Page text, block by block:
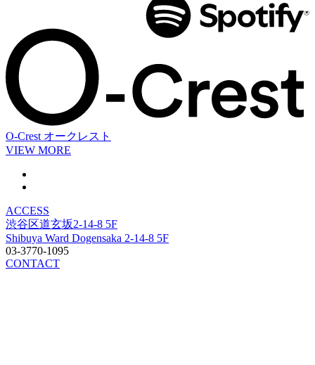
O-Crest オークレスト
VIEW MORE
ACCESS
渋谷区道玄坂2-14-8 5F
Shibuya Ward Dogensaka 2-14-8 5F
03-3770-1095
CONTACT